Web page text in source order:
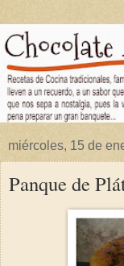
miércoles, 15 de
Panque de